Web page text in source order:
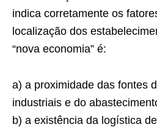
indica corretamente os
localização dos
“nova economia” é:
a) a proximidade das fontes
industriais e do
b) a existência da logística